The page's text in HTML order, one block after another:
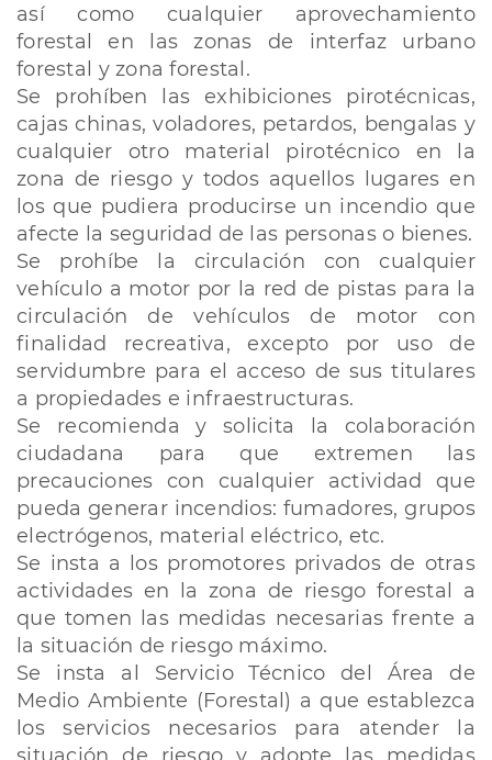
así como cualquier aprovechamiento
forestal en las zonas de interfaz urbano
forestal y zona forestal.
Se prohíben las exhibiciones pirotécnicas,
cajas chinas, voladores, petardos, bengalas y
cualquier otro material pirotécnico en la
zona de riesgo y todos aquellos lugares en
los que pudiera producirse un incendio que
afecte la seguridad de las personas o bienes.
Se prohíbe la circulación con cualquier
vehículo a motor por la red de pistas para la
circulación de vehículos de motor con
finalidad recreativa, excepto por uso de
servidumbre para el acceso de sus titulares
a propiedades e infraestructuras.
Se recomienda y solicita la colaboración
ciudadana para que extremen las
precauciones con cualquier actividad que
pueda generar incendios: fumadores, grupos
electrógenos, material eléctrico, etc.
Se insta a los promotores privados de otras
actividades en la zona de riesgo forestal a
que tomen las medidas necesarias frente a
la situación de riesgo máximo.
Se insta al Servicio Técnico del Área de
Medio Ambiente (Forestal) a que establezca
los servicios necesarios para atender la